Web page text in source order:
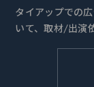
タイアップでの
いて、取材/出演